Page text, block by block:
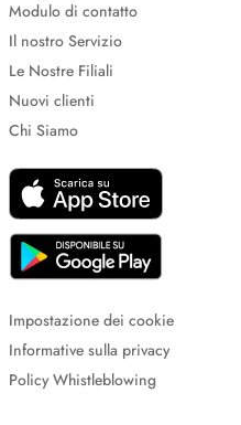
Modulo di contatto
Il nostro Servizio
Le Nostre Filiali
Nuovi clienti
Chi Siamo
Impostazione dei cookie
Informative sulla privacy
Policy Whistleblowing